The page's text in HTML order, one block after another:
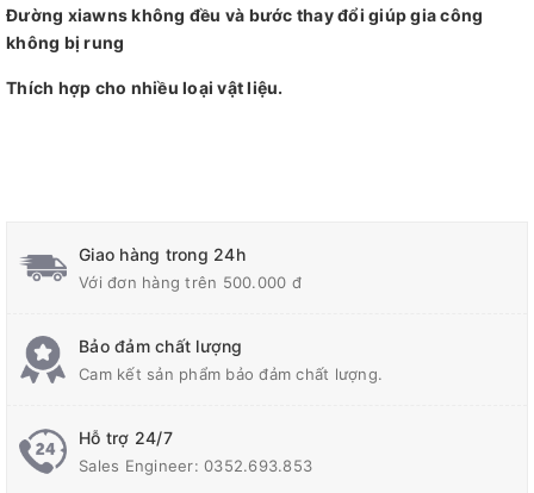
Đường xiawns không đều và bước thay đổi giúp gia công
không bị rung
Thích hợp cho nhiều loại vật liệu.
Giao hàng trong 24h
Với đơn hàng trên 500.000 đ
Bảo đảm chất lượng
Cam kết sản phẩm bảo đảm chất lượng.
Hỗ trợ 24/7
Sales Engineer: 0352.693.853